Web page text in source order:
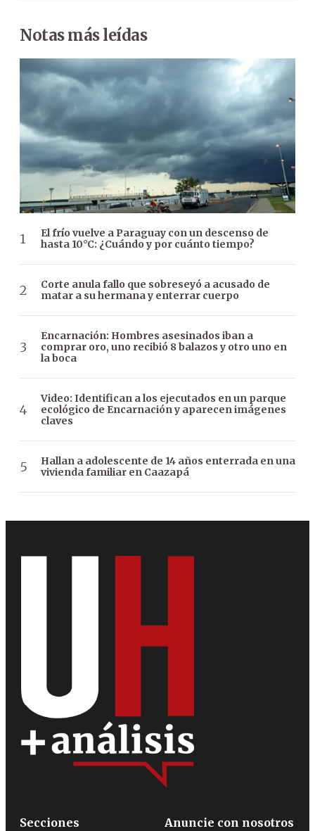
Notas más leídas
El frío vuelve a Paraguay con un descenso de
hasta 10°C: ¿Cuándo y por cuánto tiempo?
Corte anula fallo que sobreseyó a acusado de
matar a su hermana y enterrar cuerpo
Encarnación: Hombres asesinados iban a
comprar oro, uno recibió 8 balazos y otro uno en
la boca
Video: Identifican a los ejecutados en un parque
ecológico de Encarnación y aparecen imágenes
claves
Hallan a adolescente de 14 años enterrada en una
vivienda familiar en Caazapá
Secciones
Anuncie con nosotros